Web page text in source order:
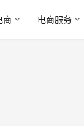
商 电商服务